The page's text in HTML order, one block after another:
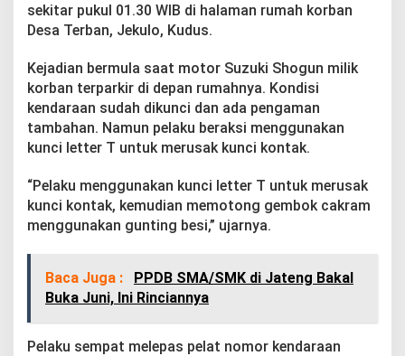
g
p
P
l
i
s
sekitar pukul 01.30 WIB di halaman rumah korban
Desa Terban, Jekulo, Kudus.
Kejadian bermula saat motor Suzuki Shogun milik
korban terparkir di depan rumahnya. Kondisi
kendaraan sudah dikunci dan ada pengaman
tambahan. Namun pelaku beraksi menggunakan
kunci letter T untuk merusak kunci kontak.
“Pelaku menggunakan kunci letter T untuk merusak
kunci kontak, kemudian memotong gembok cakram
menggunakan gunting besi,” ujarnya.
Baca Juga :
PPDB SMA/SMK di Jateng Bakal
Buka Juni, Ini Rinciannya
Pelaku sempat melepas pelat nomor kendaraan